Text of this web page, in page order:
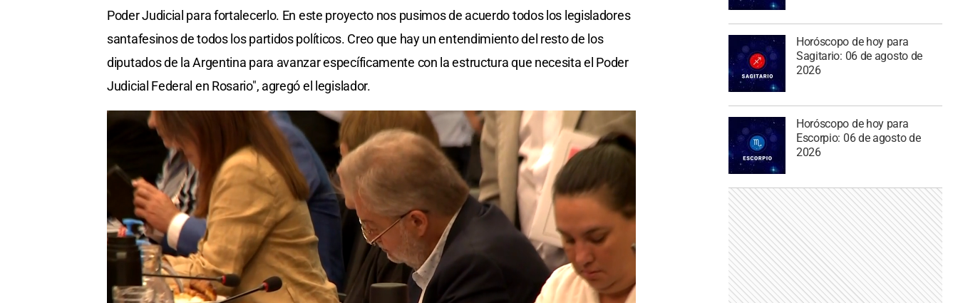
Poder Judicial para fortalecerlo. En este proyecto nos pusimos de acuerdo todos los legisladores
santafesinos de todos los partidos políticos. Creo que hay un entendimiento del resto de los
diputados de la Argentina para avanzar específicamente con la estructura que necesita el Poder
Judicial Federal en Rosario", agregó el legislador.
Horóscopo de hoy para
Sagitario: 06 de agosto de
2026
Horóscopo de hoy para
Escorpio: 06 de agosto de
2026